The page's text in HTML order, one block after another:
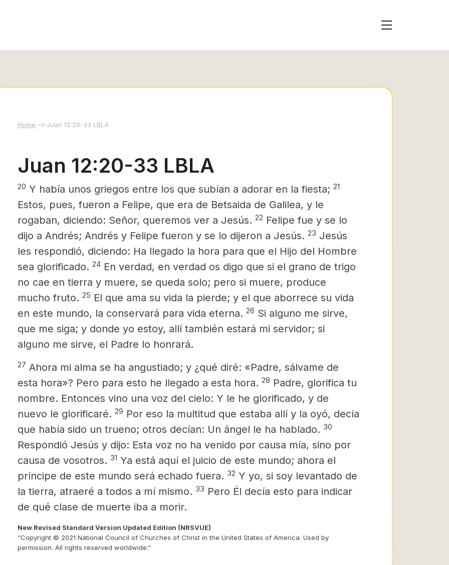
Home Juan 12:20-33 LBLA
Juan 12:20-33 LBLA
20 Y había unos griegos entre los que subían a adorar en la fiesta; 21
Estos, pues, fueron a Felipe, que era de Betsaida de Galilea, y le
rogaban, diciendo: Señor, queremos ver a Jesús. 22 Felipe fue y se lo
dijo a Andrés; Andrés y Felipe fueron y se lo dijeron a Jesús. 23 Jesús
les respondió, diciendo: Ha llegado la hora para que el Hijo del Hombre
sea glorificado. 24 En verdad, en verdad os digo que si el grano de trigo
no cae en tierra y muere, se queda solo; pero si muere, produce
mucho fruto. 25 El que ama su vida la pierde; y el que aborrece su vida
en este mundo, la conservará para vida eterna. 26 Si alguno me sirve,
que me siga; y donde yo estoy, allí también estará mi servidor; si
alguno me sirve, el Padre lo honrará.
27 Ahora mi alma se ha angustiado; y ¿qué diré: «Padre, sálvame de
esta hora»? Pero para esto he llegado a esta hora. 28 Padre, glorifica tu
nombre. Entonces vino una voz del cielo: Y le he glorificado, y de
nuevo le glorificaré. 29 Por eso la multitud que estaba allí y la oyó, decía
que había sido un trueno; otros decían: Un ángel le ha hablado. 30
Respondió Jesús y dijo: Esta voz no ha venido por causa mía, sino por
causa de vosotros. 31 Ya está aquí el juicio de este mundo; ahora el
príncipe de este mundo será echado fuera. 32 Y yo, si soy levantado de
la tierra, atraeré a todos a mí mismo. 33 Pero Él decía esto para indicar
de qué clase de muerte iba a morir.
New Revised Standard Version Updated Edition (NRSVUE)
“Copyright © 2021 National Council of Churches of Christ in the United States of America. Used by
permission. All rights reserved worldwide.”